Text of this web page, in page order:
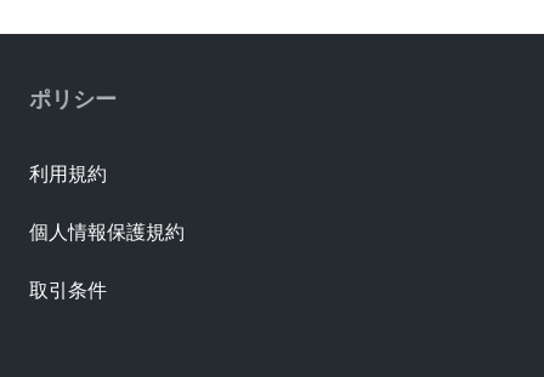
ポリシー
利用規約
個人情報保護規約
取引条件